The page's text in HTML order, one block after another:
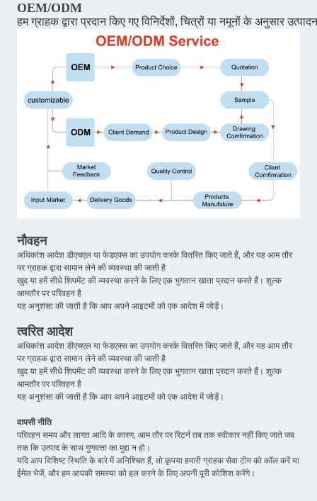
OEM/ODM
हम ग्राहक द्वारा प्रदान किए गए विनिर्देशों, चित्रों या नमूनों के अनुसार
नौवहन
अधिकांश आदेश डीएचएल या फेडएक्स का उपयोग करके वितरित किए जाते हैं, और यह आम तौर
पर ग्राहक द्वारा सामान लेने की व्यवस्था की जाती है
खुद या हमें सीधे शिपमेंट की व्यवस्था करने के लिए एक भुगतान खाता प्रदान करते हैं। शुल्क
आमतौर पर परिवहन है
यह अनुशंसा की जाती है कि आप अपने आइटमों को एक आदेश में जोड़ें।
त्वरित आदेश
अधिकांश आदेश डीएचएल या फेडएक्स का उपयोग करके वितरित किए जाते हैं, और यह आम तौर
पर ग्राहक द्वारा सामान लेने की व्यवस्था की जाती है
खुद या हमें सीधे शिपमेंट की व्यवस्था करने के लिए एक भुगतान खाता प्रदान करते हैं। शुल्क
आमतौर पर परिवहन है
यह अनुशंसा की जाती है कि आप अपने आइटमों को एक आदेश में जोड़ें।
वापसी नीति
परिवहन समय और लागत आदि के कारण, आम तौर पर रिटर्न तब तक स्वीकार नहीं किए जाते जब
तक कि उत्पाद के साथ गुणवत्ता का मुद्दा न हो।
यदि आप विशिष्ट स्थिति के बारे में अनिश्चित हैं, तो कृपया हमारी ग्राहक सेवा टीम को कॉल करें या
ईमेल भेजें, और हम आपकी समस्या को हल करने के लिए अपनी पूरी कोशिश करेंगे।